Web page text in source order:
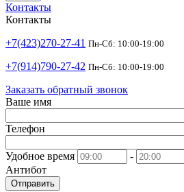
Контакты
Контакты
+7(423)270-27-41 Пн-Сб: 10:00-19:00
+7(914)790-27-42 Пн-Сб: 10:00-19:00
Заказать обратный звонок
Ваше имя
Телефон
Удобное время
-
Антибот
Отправить